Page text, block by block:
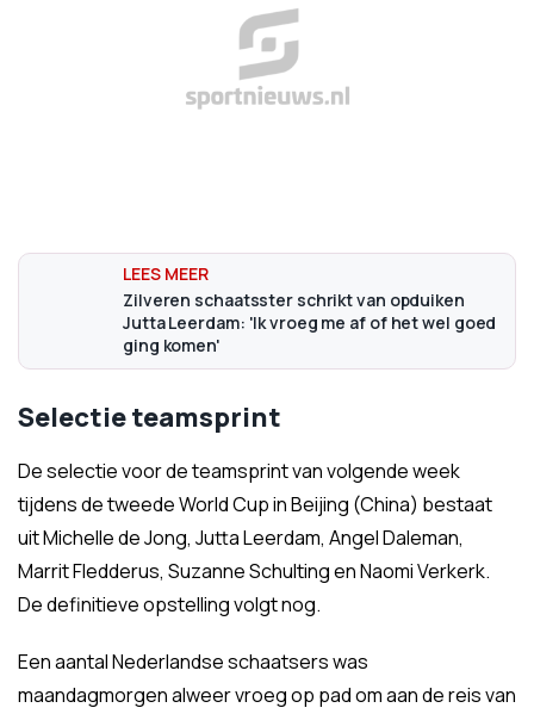
Zilveren schaatsster schrikt van opduiken
Jutta Leerdam: 'Ik vroeg me af of het wel goed
ging komen'
Selectie teamsprint
De selectie voor de teamsprint van volgende week
tijdens de tweede World Cup in Beijing (China) bestaat
uit Michelle de Jong, Jutta Leerdam, Angel Daleman,
Marrit Fledderus, Suzanne Schulting en Naomi Verkerk.
De definitieve opstelling volgt nog.
Een aantal Nederlandse schaatsers was
maandagmorgen alweer vroeg op pad om aan de reis van